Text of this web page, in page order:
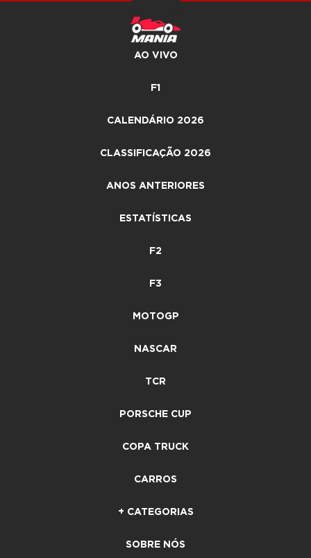
AO VIVO
F1
CALENDÁRIO 2026
CLASSIFICAÇÃO 2026
ANOS ANTERIORES
ESTATÍSTICAS
F2
F3
MOTOGP
NASCAR
TCR
PORSCHE CUP
COPA TRUCK
CARROS
+ CATEGORIAS
SOBRE NÓS